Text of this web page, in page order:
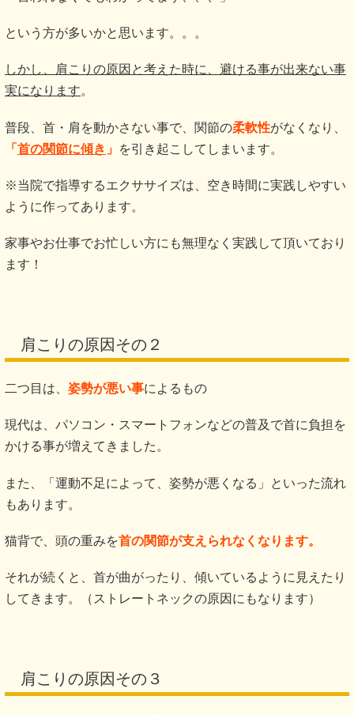
という方が多いかと思います。。。
しかし、肩こりの原因と考えた時に、避ける事が出来ない事
実になります。
普段、首・肩を動かさない事で、関節の柔軟性がなくなり、
「 首の関節に傾き 」 を引き起こしてしまいます。
※当院で指導するエクササイズは、空き時間に実践しやすい
ように作ってあります。
家事やお仕事でお忙しい方にも無理なく実践して頂いており
ます！
肩こりの原因その２
二つ目は、 姿勢が悪い事によるもの
現代は、パソコン・スマートフォンなどの普及で首に負担を
かける事が増えてきました。
また、「運動不足によって、姿勢が悪くなる」といった流れ
もあります。
猫背で、頭の重みを首の関節が支えられなくなります。
それが続くと、首が曲がったり、傾いているように見えたり
してきます。（ストレートネックの原因にもなります）
肩こりの原因その３